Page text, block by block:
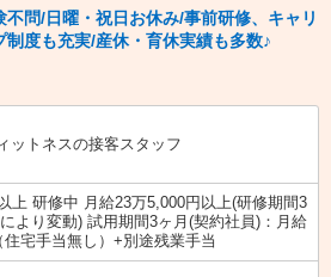
不問/日曜・祝日お休み/事前研修、キャリ
制度も充実/産休・育休実績も多数♪
ットネスの接客スタッフ
上 研修中 月給23万5,000円以上(研修期間3
より変動) 試用期間3ヶ月(契約社員)：月給
住宅手当無し）+別途残業手当